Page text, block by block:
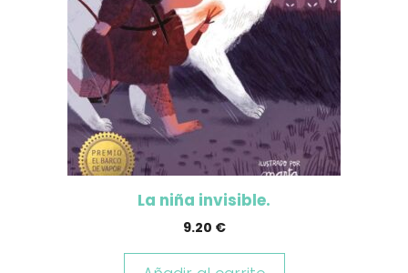
La niña invisible.
9.20 €